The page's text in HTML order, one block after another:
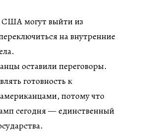
США могут выйти из
на внутренние
оставили переговоры.
готовность к
потому что
сегодня — единственный